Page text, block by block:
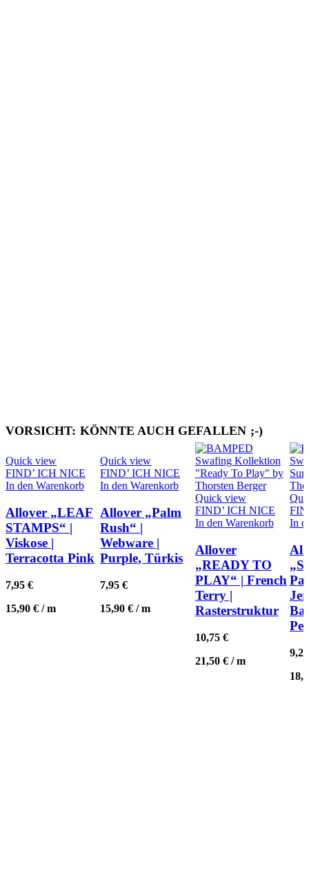
VORSICHT: KÖNNTE AUCH GEFALLEN ;-)
Quick view
FIND’ ICH NICE
In den Warenkorb
Allover „LEAF
STAMPS“ |
Viskose |
Terracotta Pink
7,95 €
15,90 € /m
Quick view
FIND’ ICH NICE
In den Warenkorb
Allover „Palm
Rush“ |
Webware |
Purple, Türkis
7,95€
15,90€ /m
Quick view
FIND’ ICH NICE
In den Warenkorb
Allover
„READY TO
PLAY“ | French
Terry |
Rasterstruktur
10,75 €
21,50 €/m
In